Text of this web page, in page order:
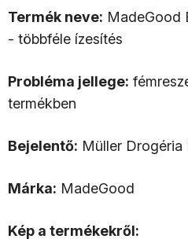
Termék neve: MadeGood
- többféle ízesítés
Probléma jellege:
termékben
Bejelentő: Müller
Márka: MadeGood
Kép a termékekről: